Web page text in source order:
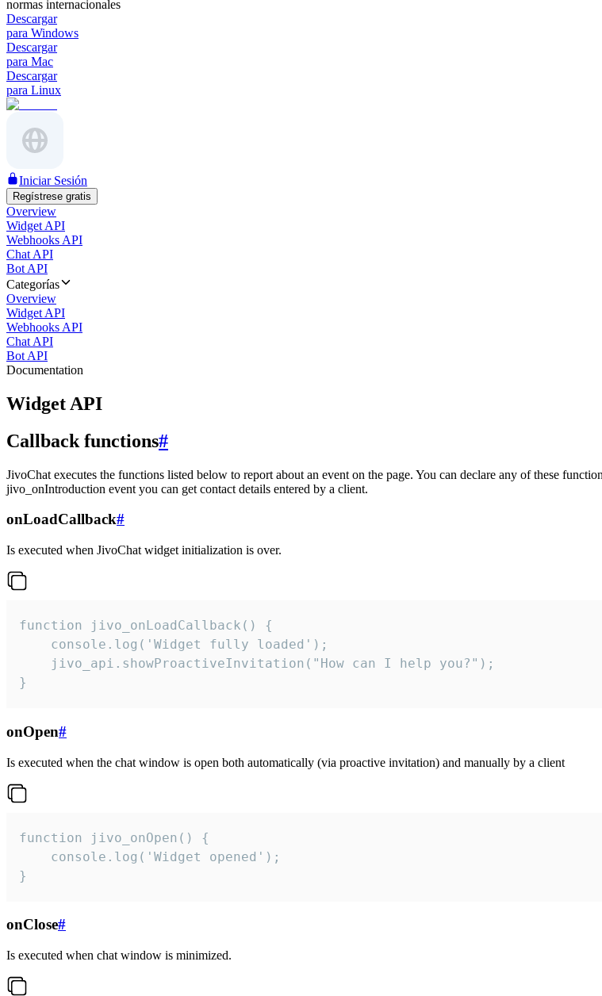
normas internacionales
Descargar
para Windows
Descargar
para Mac
Descargar
para Linux
Iniciar Sesión
Regístrese gratis
Overview
Widget API
Webhooks API
Chat API
Bot API
Categorías
Overview
Widget API
Webhooks API
Chat API
Bot API
Documentation
Widget API
Callback functions#
JivoChat executes the functions listed below to report about an event on the page. You can declare any of these
jivo_onIntroduction event you can get contact details entered by a client.
onLoadCallback#
Is executed when JivoChat widget initialization is over.
function jivo_onLoadCallback() {
    console.log('Widget fully loaded');
    jivo_api.showProactiveInvitation("How can I help you?");
}
onOpen#
Is executed when the chat window is open both automatically (via proactive invitation) and manually by a client
function jivo_onOpen() {
    console.log('Widget opened');
}
onClose#
Is executed when chat window is minimized.